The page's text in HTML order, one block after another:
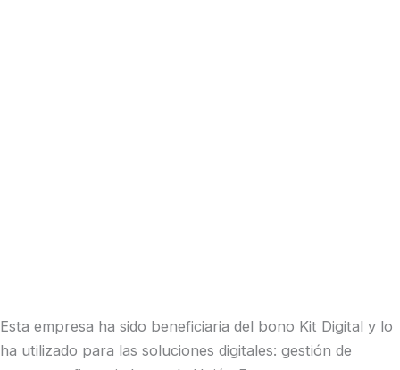
Esta empresa ha sido beneficiaria del bono Kit Digital y lo
ha utilizado para las soluciones digitales: gestión de